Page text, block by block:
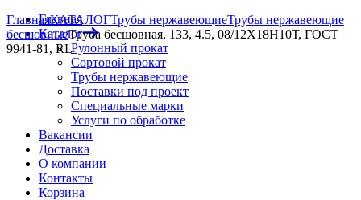
Главная
Каталог
Рулонный прокат
Сортовой прокат
Трубы нержавеющие
Поставки под проект
Специальные марки
Услуги по обработке
Вакансии
Доставка
О компании
Контакты
Корзина
ГлавнаяКАТАЛОГТрубы нержавеющиеТрубы нержавеющие
бесшовныеТруба бесшовная, 133, 4.5, 08/12Х18Н10Т, ГОСТ
9941-81, RL